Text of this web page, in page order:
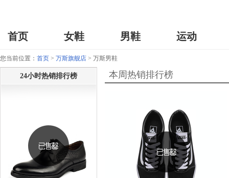
首页 女鞋 男鞋 运动
您当前位置： 首页 > 万斯旗舰店 > 万斯男鞋
24小时热销排行榜 本周热销排行榜